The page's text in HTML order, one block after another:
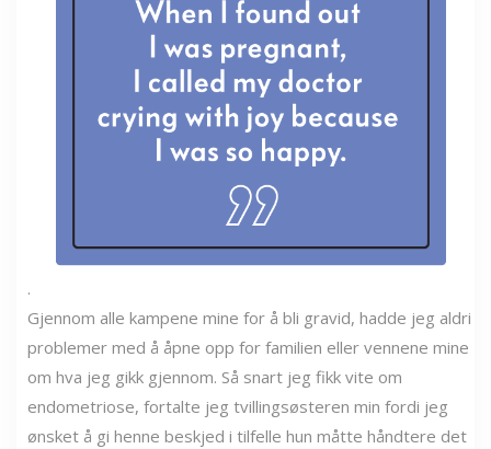
.
Gjennom alle kampene mine for å bli gravid, hadde jeg aldri
problemer med å åpne opp for familien eller vennene mine
om hva jeg gikk gjennom. Så snart jeg fikk vite om
endometriose, fortalte jeg tvillingsøsteren min fordi jeg
ønsket å gi henne beskjed i tilfelle hun måtte håndtere det